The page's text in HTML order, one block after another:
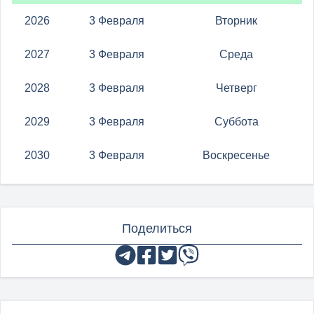
2026 3 Февраля Вторник
2027 3 Февраля Среда
2028 3 Февраля Четверг
2029 3 Февраля Суббота
2030 3 Февраля Воскресенье
Поделиться